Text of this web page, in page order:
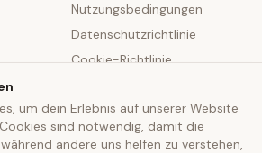
Nutzungsbedingungen
Datenschutzrichtlinie
Cookie-Richtlinie
· co-fashion UG (haftungsbeschränkt)
um dein Erlebnis auf unserer Website
sind notwendig, damit die
andere uns helfen zu verstehen,